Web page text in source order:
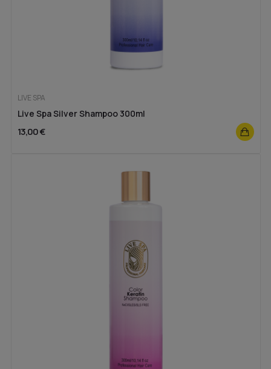
LIVE SPA
Live Spa Silver Shampoo 300ml
13,00 €